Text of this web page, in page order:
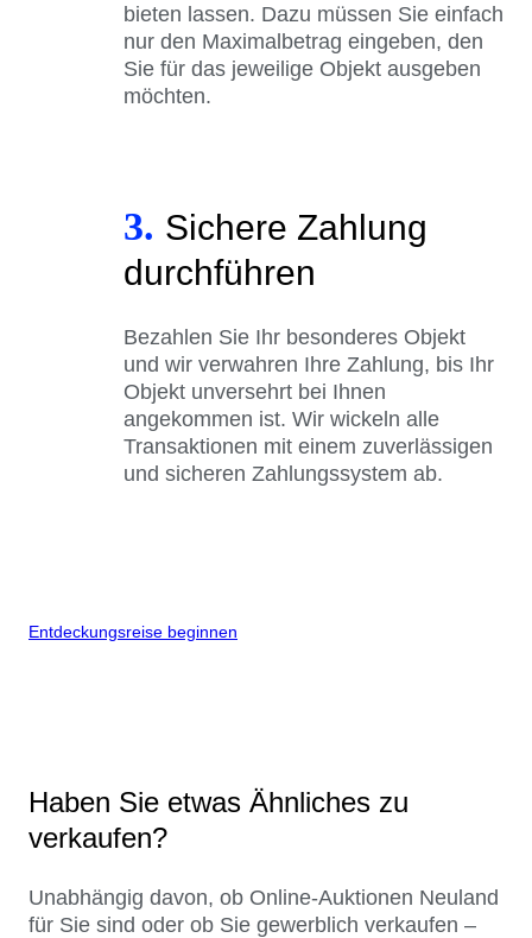
bieten lassen. Dazu müssen Sie einfach
nur den Maximalbetrag eingeben, den
Sie für das jeweilige Objekt ausgeben
möchten.
3. Sichere Zahlung
durchführen
Bezahlen Sie Ihr besonderes Objekt
und wir verwahren Ihre Zahlung, bis Ihr
Objekt unversehrt bei Ihnen
angekommen ist. Wir wickeln alle
Transaktionen mit einem zuverlässigen
und sicheren Zahlungssystem ab.
Entdeckungsreise beginnen
Haben Sie etwas Ähnliches zu
verkaufen?
Unabhängig davon, ob Online-Auktionen Neuland
für Sie sind oder ob Sie gewerblich verkaufen –